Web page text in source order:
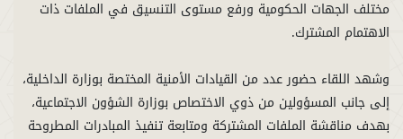
مختلف الجهات الحكومية ورفع مستوى التنسيق في الملفات ذات
وشهد اللقاء حضور عدد من القيادات الأمنية المختصة بوزارة الداخلية،
إلى جانب المسؤولين من ذوي الاختصاص بوزارة الشؤون الاجتماعية،
بهدف مناقشة الملفات المشتركة ومتابعة تنفيذ المبادرات المطروحة